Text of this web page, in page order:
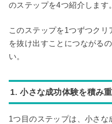
のステップを4つ紹介します
このステップを1つずつクリ
を抜け出すことにつながる
い。
1. 小さな成功体験を積み
1つ目のステップは、小さな